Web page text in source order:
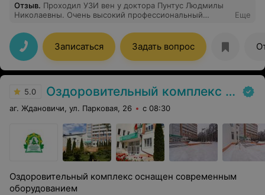
Отзыв. Проходил УЗИ вен у доктора Пунтус Людмилы
Николаевны. Очень высокий профессиональный
Еще
Записаться Задать вопрос
5.0 Оздоровительный комплекс Центра подготовки кадров Минлесхоза
аг. Ждановичи, ул. Парковая, 26 с 08:30
Оздоровительный комплекс оснащен современным
оборудованием